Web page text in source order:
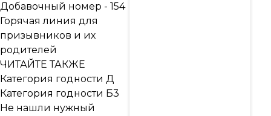
Добавочный номер - 154
Горячая линия для
призывников и их
родителей
ЧИТАЙТЕ ТАКЖЕ
Категория годности Д
Категория годности Б3
Не нашли нужный